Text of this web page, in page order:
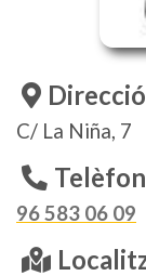
Direcció
C/ La Niña, 7
Telèfon
96 583 06 09